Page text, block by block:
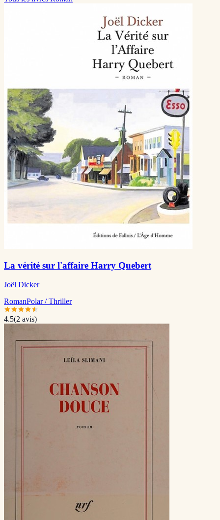
La vérité sur l'affaire Harry Quebert
Joël Dicker
RomanPolar / Thriller
4.5(2 avis)